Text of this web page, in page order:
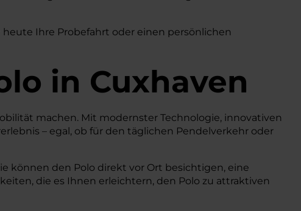
Ihre Probefahrt oder einen persönlichen
in Cuxhaven
machen. Mit modernster Technologie, innovativen
– egal, ob für den täglichen Pendelverkehr oder
können den Polo direkt vor Ort besichtigen, eine
die es Ihnen erleichtern, den Polo zu attraktiven